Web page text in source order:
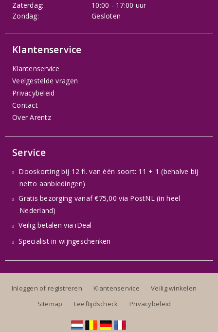
Zaterdag:
10:00 - 17:00 uur
Zondag:
Gesloten
Klantenservice
Klantenservice
Veelgestelde vragen
Privacybeleid
Contact
Over Arentz
Service
Dooskorting bij 12 fl. van één soort: 11 + 1 (behalve bij
netto aanbiedingen)
Gratis bezorging vanaf €75,00 via PostNL (in heel
Nederland)
Veilig betalen via iDeal
Specialist in wijngeschenken
Inloggen of registreren Klantenservice
Veilig winkelen
Sitemap
Leeftijdscheck Privacybeleid